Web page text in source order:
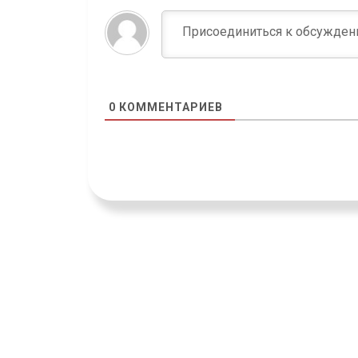
0 КОММЕНТАРИЕВ